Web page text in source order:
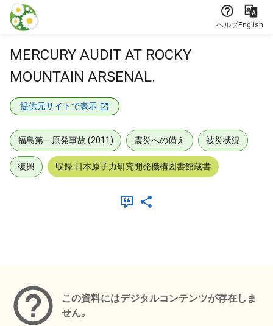
本文に飛ぶ
ヘルプEnglish
MERCURY AUDIT AT ROCKY
MOUNTAIN ARSENAL.
提供元サイトで表示
福島第一原発事故 (2011) 震災への備え 被災状況
復興 収録:日本原子力研究開発機構図書館蔵書
この資料にはデジタルコンテンツが存在しま
せん。